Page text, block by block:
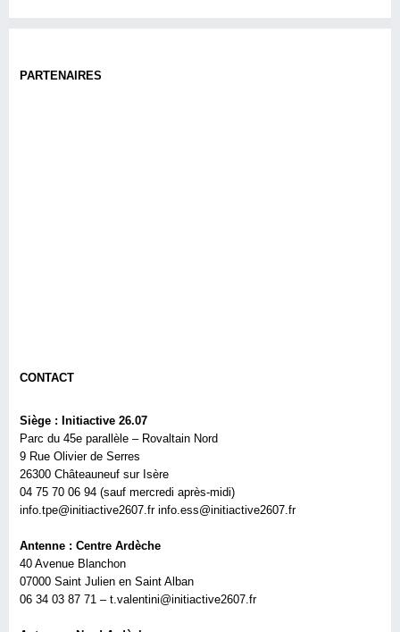
PARTENAIRES
CONTACT
Siège : Initiactive 26.07
Parc du 45e parallèle – Rovaltain Nord
9 Rue Olivier de Serres
26300 Châteauneuf sur Isère
04 75 70 06 94 (sauf mercredi après-midi)
info.tpe@initiactive2607.fr info.ess@initiactive2607.fr
Antenne : Centre Ardèche
40 Avenue Blanchon
07000 Saint Julien en Saint Alban
06 34 03 87 71 – t.valentini@initiactive2607.fr